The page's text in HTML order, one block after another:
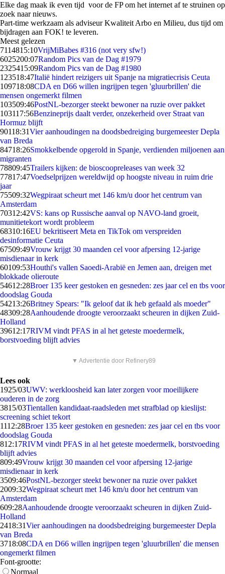
Elke dag maak ik even tijd voor de FP om het internet af te struinen op
zoek naar nieuws.
Part-time werkzaam als adviseur Kwaliteit Arbo en Milieu, dus tijd om
bijdragen aan FOK! te leveren.
Meest gelezen
7114815:10VrijMiBabes #316 (not very sfw!)
6025200:07Random Pics van de Dag #1979
2325415:09Random Pics van de Dag #1980
123518:47Italië hindert reizigers uit Spanje na migratiecrisis Ceuta
109718:08CDA en D66 willen ingrijpen tegen 'gluurbrillen' die
mensen ongemerkt filmen
103509:46PostNL-bezorger steekt bewoner na ruzie over pakket
103117:56Benzineprijs daalt verder, onzekerheid over Straat van
Hormuz blijft
90118:31Vier aanhoudingen na doodsbedreiging burgemeester Depla
van Breda
84718:26Smokkelbende opgerold in Spanje, verdienden miljoenen aan
migranten
78809:45Trailers kijken: de bioscoopreleases van week 32
77817:47Voedselprijzen wereldwijd op hoogste niveau in ruim drie
jaar
75509:32Wegpiraat scheurt met 146 km/u door het centrum van
Amsterdam
70312:42VS: kans op Russische aanval op NAVO-land groeit,
munitietekort wordt probleem
68310:16EU bekritiseert Meta en TikTok om verspreiden
desinformatie Ceuta
67509:49Vrouw krijgt 30 maanden cel voor afpersing 12-jarige
misdienaar in kerk
60109:53Houthi's vallen Saoedi-Arabië en Jemen aan, dreigen met
blokkade olieroute
54612:28Broer 135 keer gestoken en gesneden: zes jaar cel en tbs voor
doodslag Gouda
54213:26Britney Spears: "Ik geloof dat ik heb gefaald als moeder"
48309:28Aanhoudende droogte veroorzaakt scheuren in dijken Zuid-
Holland
39612:17RIVM vindt PFAS in al het geteste moedermelk,
borstvoeding blijft advies
▼ Advertentie door Refinery89
Lees ook
1925/03UWV: werkloosheid kan later zorgen voor moeilijkere
ouderen in de zorg
3815/03Tientallen kandidaat-raadsleden met strafblad op kieslijst:
screening schiet tekort
1112:28Broer 135 keer gestoken en gesneden: zes jaar cel en tbs voor
doodslag Gouda
812:17RIVM vindt PFAS in al het geteste moedermelk, borstvoeding
blijft advies
809:49Vrouw krijgt 30 maanden cel voor afpersing 12-jarige
misdienaar in kerk
3509:46PostNL-bezorger steekt bewoner na ruzie over pakket
2009:32Wegpiraat scheurt met 146 km/u door het centrum van
Amsterdam
609:28Aanhoudende droogte veroorzaakt scheuren in dijken Zuid-
Holland
2418:31Vier aanhoudingen na doodsbedreiging burgemeester Depla
van Breda
3718:08CDA en D66 willen ingrijpen tegen 'gluurbrillen' die mensen
ongemerkt filmen
Font-grootte:
Normaal